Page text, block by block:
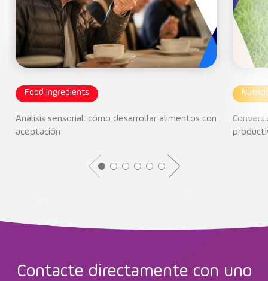
Food Ingredients
Análisis sensorial: cómo desarrollar alimentos con
aceptación
Contacte directamente con uno